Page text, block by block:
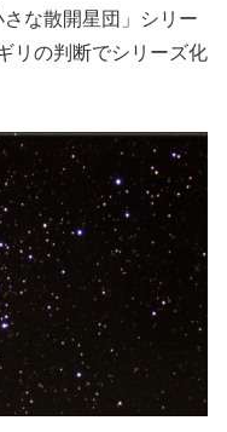
な散開星団」シリー
リの判断でシリーズ化